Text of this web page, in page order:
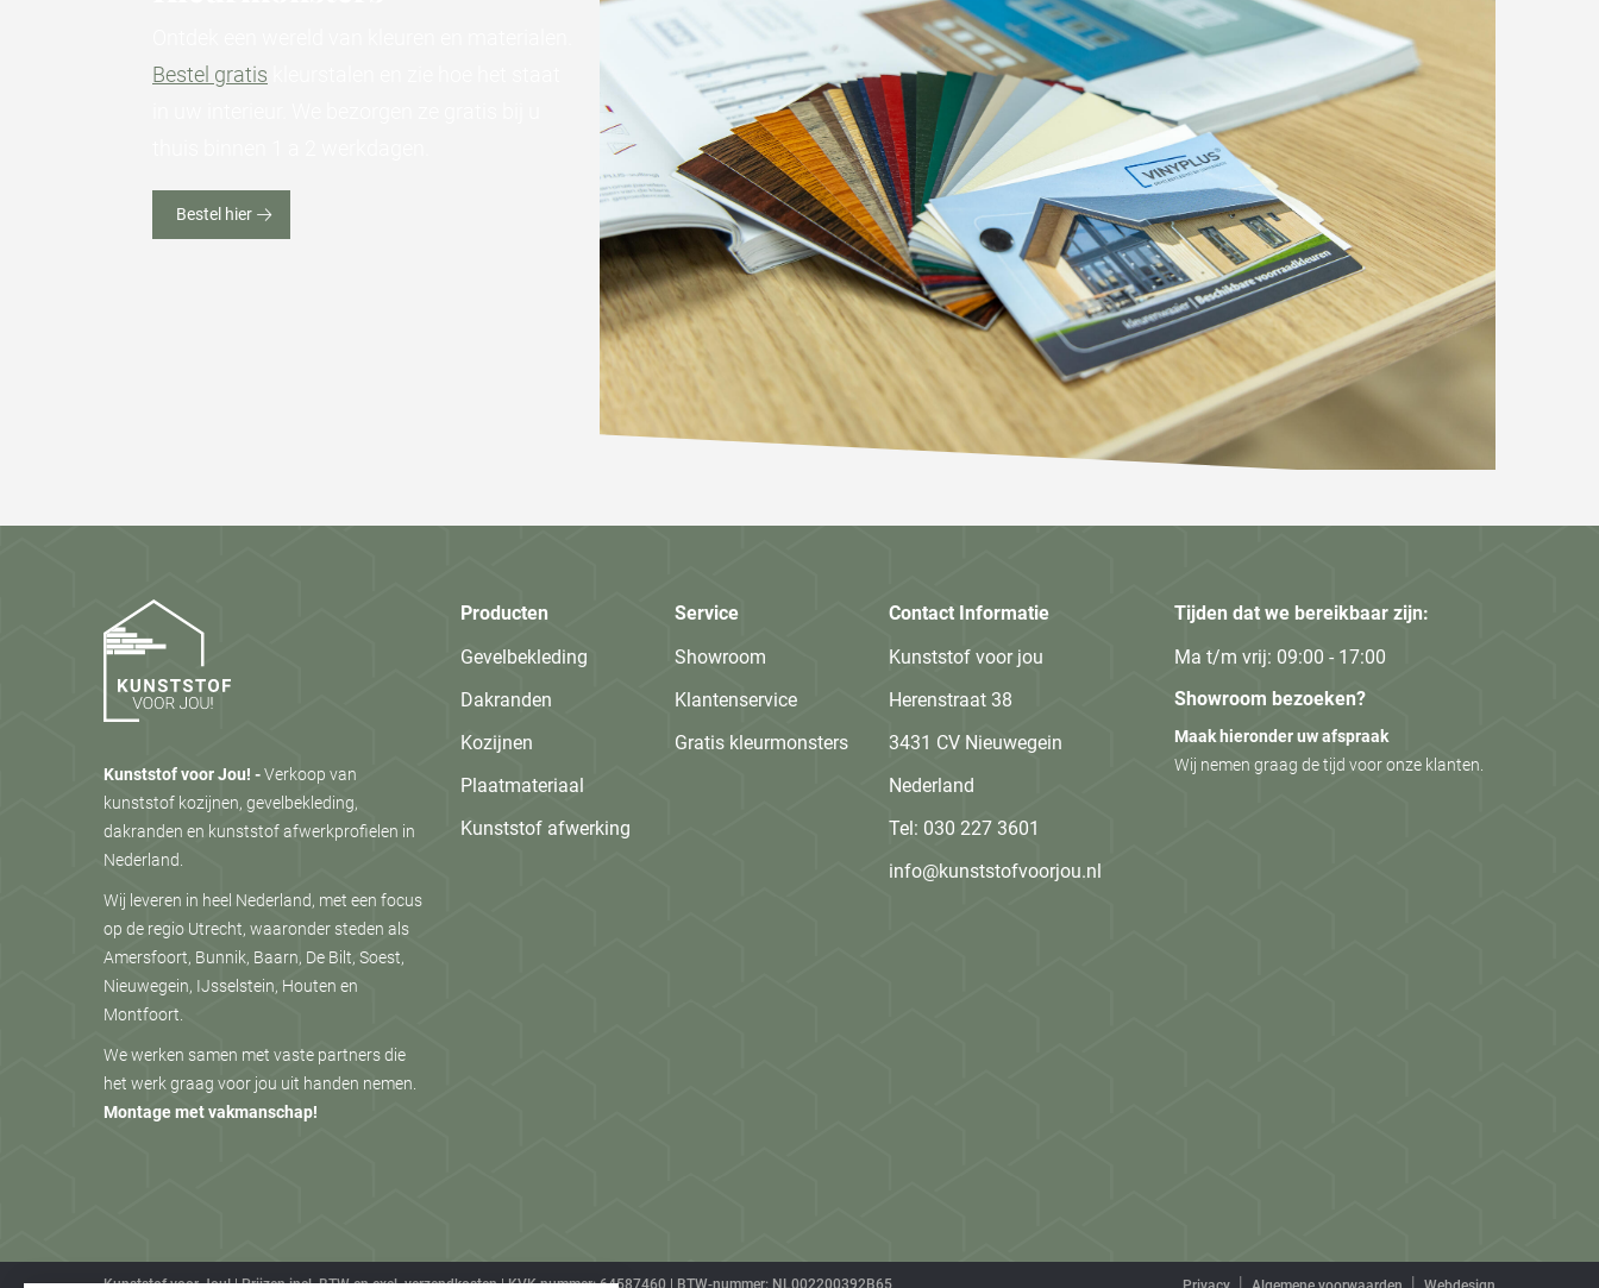
Bestel gratis
Bestel hier
Kunststof voor Jou! -Verkoop van
kunststof kozijnen, gevelbekleding,
dakranden en kunststof afwerkprofielen in
Nederland.
Wij leveren in heel Nederland, met een focus
op de regio Utrecht, waaronder steden als
Amersfoort, Bunnik, Baarn, De Bilt, Soest,
Nieuwegein, IJsselstein, Houten en
Montfoort.
We werken samen met vaste partners die
het werk graag voor jou uit handen nemen.
Montage met vakmanschap!
Producten
Gevelbekleding
Dakranden
Kozijnen
Plaatmateriaal
Kunststof afwerking
Service
Showroom
Klantenservice
Gratis kleurmonsters
Contact Informatie
Kunststof voor jou
Herenstraat 38
3431 CV Nieuwegein
Nederland
Tel: 030 227 3601
info@kunststofvoorjou.nl
Tijden dat we bereikbaar zijn:
Ma t/m vrij: 09:00 - 17:00
Showroom bezoeken?
Maak hieronder uw afspraak
Wij nemen graag de tijd voor onze klanten.
Kunststof voor Jou! | Prijzen incl. BTW en excl. verzendkosten | KVK-nummer: 64587460 | BTW-nummer: NL002200392B65